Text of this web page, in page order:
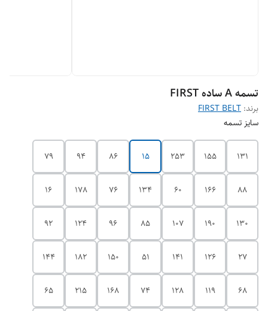
تسمه A ساده FIRST
برند: FIRST BELT
سایز تسمه
131
155
253
15
86
94
79
88
166
60
134
76
178
16
130
190
107
85
96
124
92
27
126
141
51
150
182
144
68
119
128
74
168
215
65